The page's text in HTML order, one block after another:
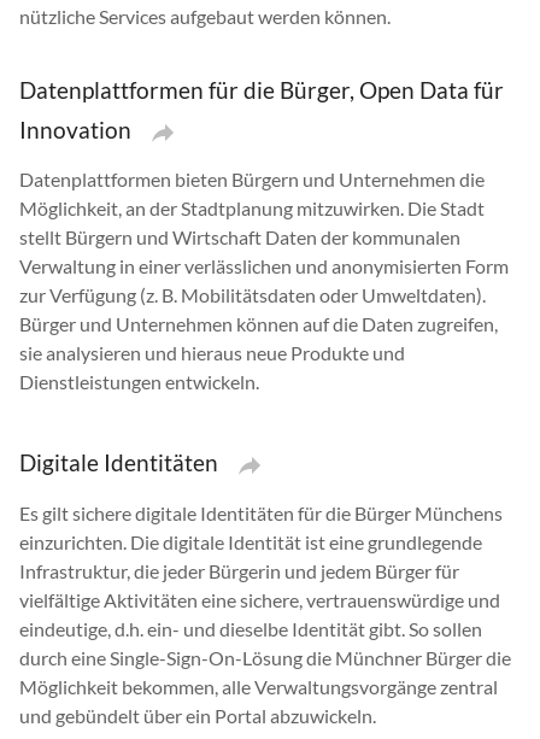
nützliche Services aufgebaut werden können.
Datenplattformen für die Bürger, Open Data für
Innovation
Datenplattformen bieten Bürgern und Unternehmen die
Möglichkeit, an der Stadtplanung mitzuwirken. Die Stadt
stellt Bürgern und Wirtschaft Daten der kommunalen
Verwaltung in einer verlässlichen und anonymisierten Form
zur Verfügung (z. B. Mobilitätsdaten oder Umweltdaten).
Bürger und Unternehmen können auf die Daten zugreifen,
sie analysieren und hieraus neue Produkte und
Dienstleistungen entwickeln.
Digitale Identitäten
Es gilt sichere digitale Identitäten für die Bürger Münchens
einzurichten. Die digitale Identität ist eine grundlegende
Infrastruktur, die jeder Bürgerin und jedem Bürger für
vielfältige Aktivitäten eine sichere, vertrauenswürdige und
eindeutige, d.h. ein- und dieselbe Identität gibt. So sollen
durch eine Single-Sign-On-Lösung die Münchner Bürger die
Möglichkeit bekommen, alle Verwaltungsvorgänge zentral
und gebündelt über ein Portal abzuwickeln.